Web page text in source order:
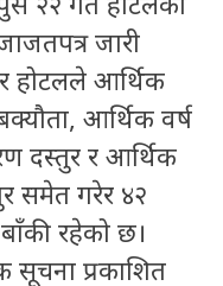
जारी
होटलले आर्थिक
आर्थिक वर्ष
दस्तुर र आर्थिक
समेत गरेर ४२
रहेको छ।
प्रकाशित